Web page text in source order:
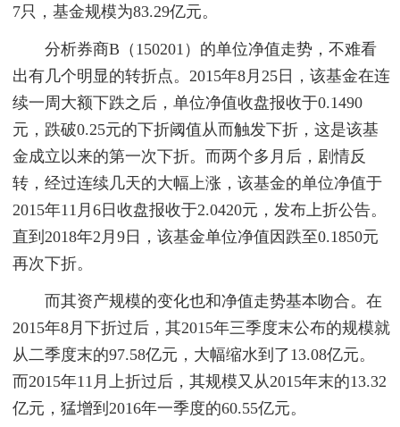
7只，基金规模为83.29亿元。
分析券商B（150201）的单位净值走势，不难看
出有几个明显的转折点。2015年8月25日，该基金在连
续一周大额下跌之后，单位净值收盘报收于0.1490
元，跌破0.25元的下折阈值从而触发下折，这是该基
金成立以来的第一次下折。而两个多月后，剧情反
转，经过连续几天的大幅上涨，该基金的单位净值于
2015年11月6日收盘报收于2.0420元，发布上折公告。
直到2018年2月9日，该基金单位净值因跌至0.1850元
再次下折。
而其资产规模的变化也和净值走势基本吻合。在
2015年8月下折过后，其2015年三季度末公布的规模就
从二季度末的97.58亿元，大幅缩水到了13.08亿元。
而2015年11月上折过后，其规模又从2015年末的13.32
亿元，猛增到2016年一季度的60.55亿元。